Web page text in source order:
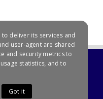
deliver its services and
user-agent are shared
and security metrics to
statistics, and to
Got it